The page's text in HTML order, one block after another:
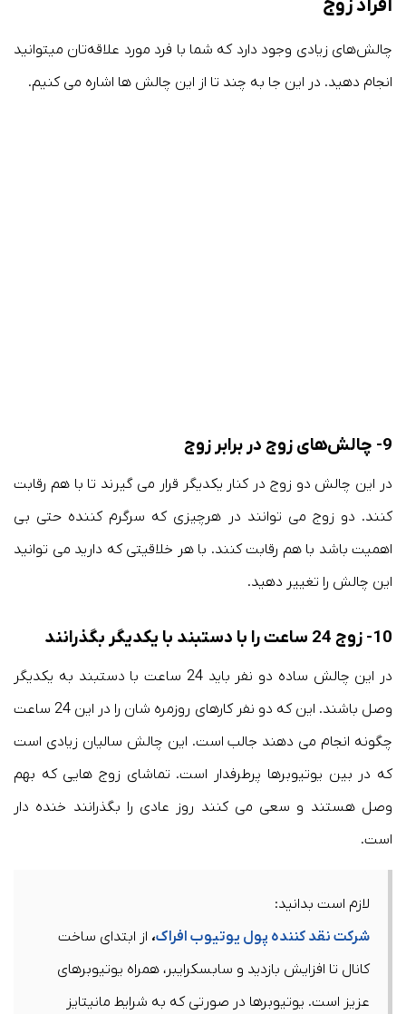
افراد زوج
چالش‌های زیادی وجود دارد که شما با فرد مورد علاقه‌تان میتوانید
انجام دهید. در این جا به چند تا از این چالش ها اشاره می کنیم.
9- چالش‌های زوج در برابر زوج
در این چالش دو زوج در کنار یکدیگر قرار می گیرند تا با هم رقابت
کنند. دو زوج می توانند در هرچیزی که سرگرم کننده حتی بی
اهمیت باشد با هم رقابت کنند. با هر خلاقیتی که دارید می توانید
این چالش را تغییر دهید.
10- زوج 24 ساعت را با دستبند با یکدیگر بگذرانند
در این چالش ساده دو نفر باید 24 ساعت با دستبند به یکدیگر
وصل باشند. این که دو نفر کارهای روزمره شان را در این 24 ساعت
چگونه انجام می دهند جالب است. این چالش سالیان زیادی است
که در بین یوتیوبرها پرطرفدار است. تماشای زوج هایی که بهم
وصل هستند و سعی می کنند روز عادی را بگذرانند خنده دار
است.
لازم است بدانید:
شرکت نقد کننده پول یوتیوب افراک، از ابتدای ساخت
کانال تا افزایش بازدید و سابسکرایبر، همراه یوتیوبرهای
عزیز است. یوتیوبرها در صورتی که به شرایط مانیتایز